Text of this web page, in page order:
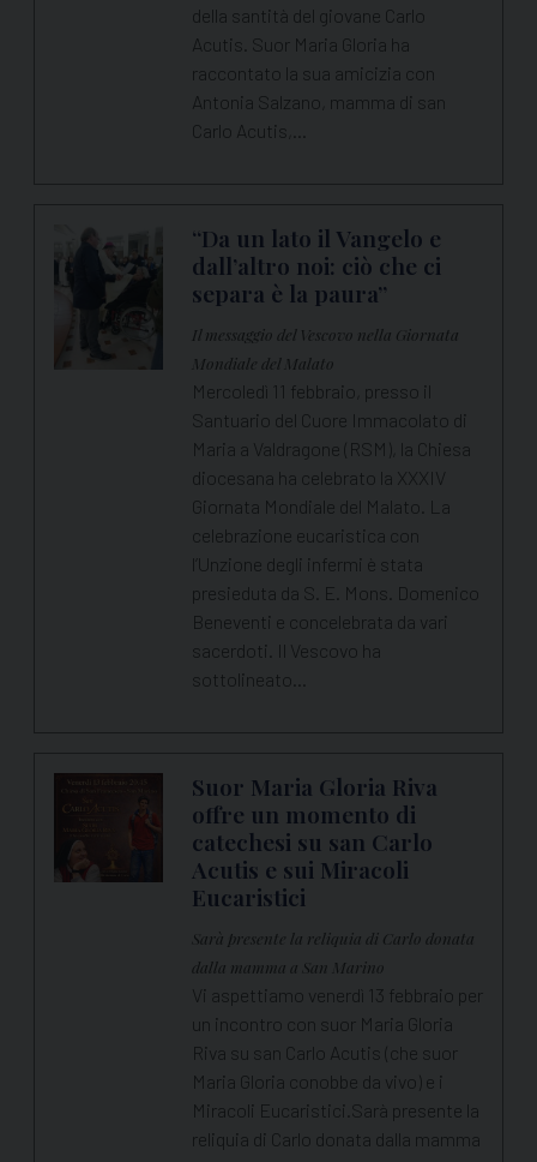
della santità del giovane Carlo
Acutis. Suor Maria Gloria ha
raccontato la sua amicizia con
Antonia Salzano, mamma di san
Carlo Acutis,…
“Da un lato il Vangelo e
dall’altro noi: ciò che ci
separa è la paura”
Il messaggio del Vescovo nella Giornata
Mondiale del Malato
Mercoledì 11 febbraio, presso il
Santuario del Cuore Immacolato di
Maria a Valdragone (RSM), la Chiesa
diocesana ha celebrato la XXXIV
Giornata Mondiale del Malato. La
celebrazione eucaristica con
l’Unzione degli infermi è stata
presieduta da S. E. Mons. Domenico
Beneventi e concelebrata da vari
sacerdoti. Il Vescovo ha
sottolineato…
Suor Maria Gloria Riva
offre un momento di
catechesi su san Carlo
Acutis e sui Miracoli
Eucaristici
Sarà presente la reliquia di Carlo donata
dalla mamma a San Marino
Vi aspettiamo venerdì 13 febbraio per
un incontro con suor Maria Gloria
Riva su san Carlo Acutis (che suor
Maria Gloria conobbe da vivo) e i
Miracoli Eucaristici.Sarà presente la
reliquia di Carlo donata dalla mamma